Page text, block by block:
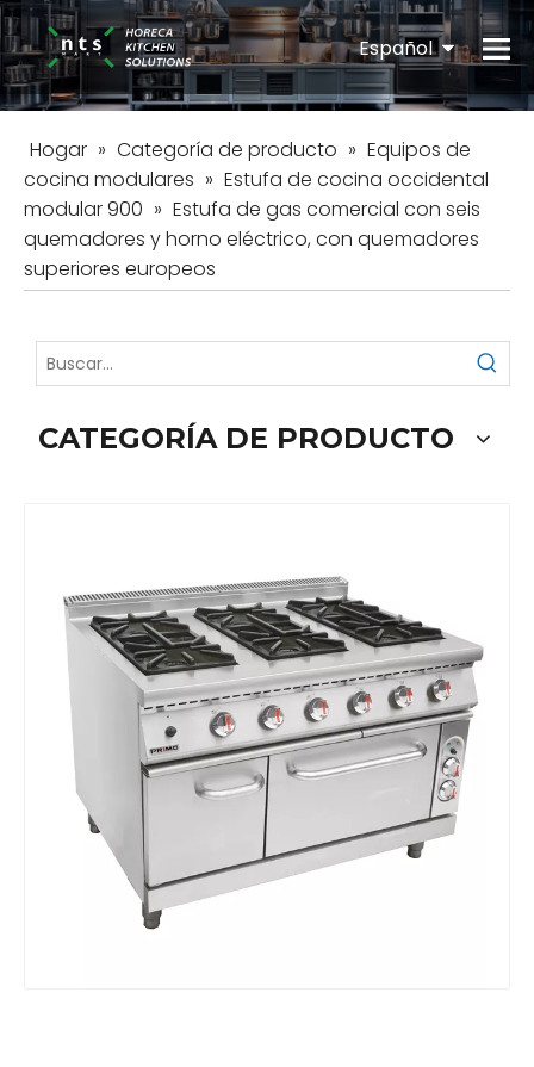
Español
English
Hogar » Categoría de producto » Equipos de
cocina modulares » Estufa de cocina occidental
modular 900 » Estufa de gas comercial con seis
quemadores y horno eléctrico, con quemadores
superiores europeos
CATEGORÍA DE PRODUCTO